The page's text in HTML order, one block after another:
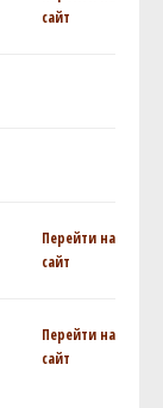
сайт
Перейти на
сайт
Перейти на
сайт